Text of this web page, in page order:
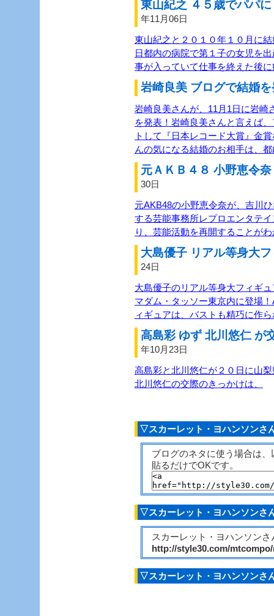
東山紀之 ４５歳でパパ
年11月06日
東山紀之と２０１０年１０月に
日都内の病院で第１子の女児を
事が入っていて仕事を終えた後
岩崎良美 ブログで結婚
岩崎良美さんが、11月1日に岩崎
を発表！岩崎良美さんと言えば
トして『日本レコード大賞』金
んの気になる結婚のお相手は、
元ＡＫＢ４８ 小野恵令
30日
元AKB48の小野恵令奈が、吉川
する芸能事務所レプロエンタテ
り、芸能活動を再開することが
大島優子 リアル等身大
24日
大島優子のリアル等身大フィギ
マダム・タッソー東京内に登場
ィギュアは、バストも精巧に作
高島彩 ゆず 北川悠仁 が
年10月23日
高島彩と北川悠仁が２０日に山
北川悠仁の交際のきっかけは、
▽スカーレット・ヨハンソンさ
ブログのネタに使う場合は
貼るだけでOKです。
▽スカーレット・ヨハンソンさ
スカーレット・ヨハンソン
http://style30.com/
▽スカーレット・ヨハンソンさ